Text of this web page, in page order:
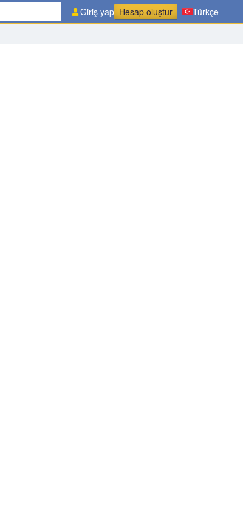
Giriş yap Hesap oluştur Türkçe